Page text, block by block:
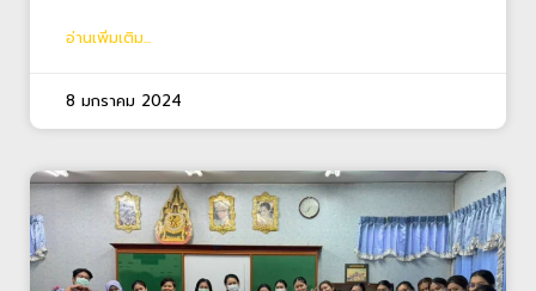
อ่านเพิ่มเติม...
8 มกราคม 2024